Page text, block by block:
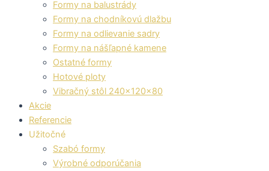
Formy na balustrády
Formy na chodníkovú dlažbu
Formy na odlievanie sadry
Formy na nášľapné kamene
Ostatné formy
Hotové ploty
Vibračný stôl 240x120x80
Akcie
Referencie
Užitočné
Szabó formy
Výrobné odporúčania